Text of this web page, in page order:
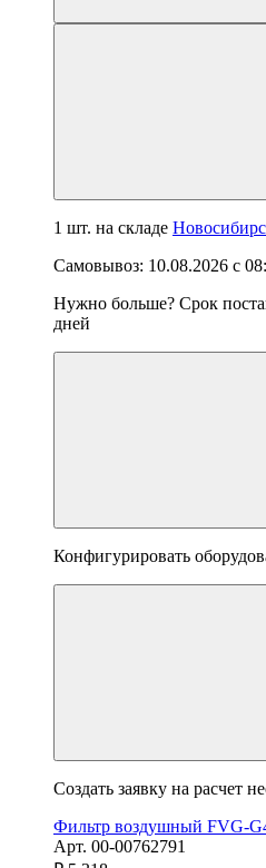
1 шт. на складе
Самовывоз: 10.08.2026 с
Нужно больше? Срок
дней
Конфигурировать
Создать заявку на расчет
Фильтр воздушный FVG-
Арт. 00-00762791